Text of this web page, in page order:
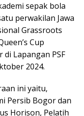
sepak bola
perwakilan Jawa
Grassroots
Cup
Lapangan PSF
2024.
ini yaitu,
Persib Bogor dan
Horison, Pelatih